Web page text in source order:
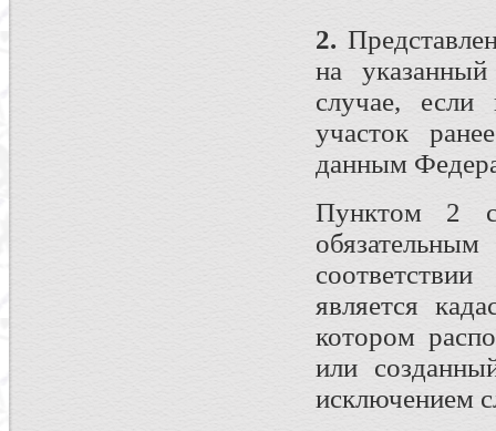
2.
на
случае, если
участок
данным
Пунктом 2
является
котором
или
исключением